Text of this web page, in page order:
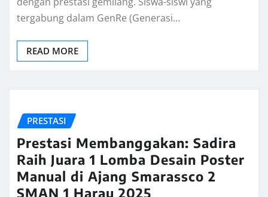
tergabung dalam GenRe (Generasi…
READ MORE
PRESTASI
Prestasi Membanggakan: Sadira
Raih Juara 1 Lomba Desain Poster
Manual di Ajang Smarassco 2
SMAN 1 Harau 2025